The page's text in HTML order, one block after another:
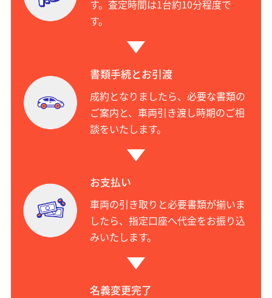
す。査定時間は1台約10分程度で
す。
書類手続とお引渡
成約となりましたら、必要な書類の
ご案内と、車両引き渡し時期のご相
談をいたします。
お支払い
車両の引き取りと必要書類が揃いま
したら、指定口座へ代金をお振り込
みいたします。
名義変更完了